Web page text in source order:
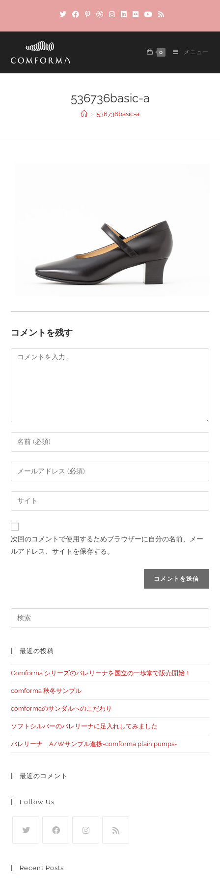
0 メニュー
536736basic-a
> 536736basic-a
コメントを残す
次回のコメントで使用するためブラウザーに自分の名前、メー
ルアドレス、サイトを保存する。
最近の投稿
Comforma シリーズのバレリーナを国立の一歩堂で販売開始！
comforma 秋冬サンプル
comformaのサンダルへのこだわり
ソフトシルバーのバレリーナに足入れしてみました
バレリーナ A/Wサンプル進捗-comforma plain pumps-
最近のコメント
Follow Us
Recent Posts